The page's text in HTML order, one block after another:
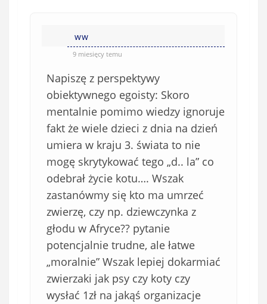
ww
9 miesięcy temu
Napiszę z perspektywy
obiektywnego egoisty: Skoro
mentalnie pomimo wiedzy ignoruje
fakt że wiele dzieci z dnia na dzień
umiera w kraju 3. świata to nie
mogę skrytykować tego „d.. la” co
odebrał życie kotu…. Wszak
zastanówmy się kto ma umrzeć
zwierzę, czy np. dziewczynka z
głodu w Afryce?? pytanie
potencjalnie trudne, ale łatwe
„moralnie” Wszak lepiej dokarmiać
zwierzaki jak psy czy koty czy
wysłać 1zł na jakąś organizacje